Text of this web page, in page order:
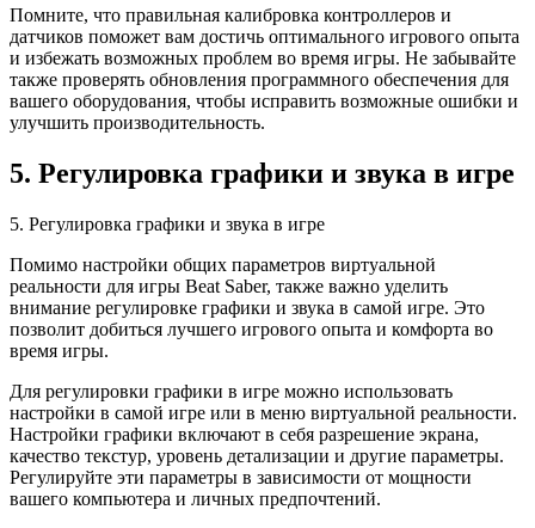
Помните, что правильная калибровка контроллеров и
датчиков поможет вам достичь оптимального игрового опыта
и избежать возможных проблем во время игры. Не забывайте
также проверять обновления программного обеспечения для
вашего оборудования, чтобы исправить возможные ошибки и
улучшить производительность.
5. Регулировка графики и звука в игре
5. Регулировка графики и звука в игре
Помимо настройки общих параметров виртуальной
реальности для игры Beat Saber, также важно уделить
внимание регулировке графики и звука в самой игре. Это
позволит добиться лучшего игрового опыта и комфорта во
время игры.
Для регулировки графики в игре можно использовать
настройки в самой игре или в меню виртуальной реальности.
Настройки графики включают в себя разрешение экрана,
качество текстур, уровень детализации и другие параметры.
Регулируйте эти параметры в зависимости от мощности
вашего компьютера и личных предпочтений.